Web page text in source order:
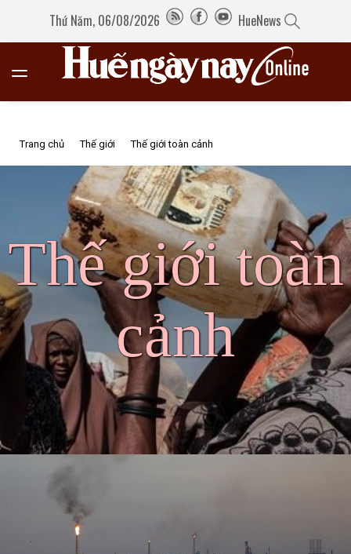
Thứ Năm, 06/08/2026 HueNews
Trang chủ Thế giới Thế giới toàn cảnh
Thế giới toàn
cảnh